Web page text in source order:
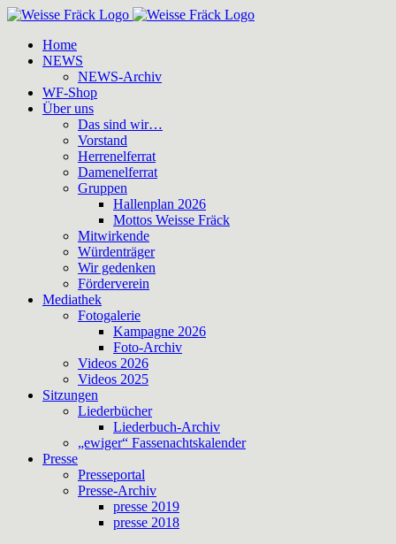
Zum
springenHome
NEWS
NEWS-Archiv
WF-Shop
Über uns
Das sind wir…
Vorstand
Herrenelferrat
Damenelferrat
Gruppen
Hallenplan 2026
Mottos Weisse Fräck
Mitwirkende
Würdenträger
Wir gedenken
Förderverein
Mediathek
Fotogalerie
Kampagne 2026
Foto-Archiv
Videos 2026
Videos 2025
Sitzungen
Liederbücher
Liederbuch-Archiv
„ewiger“ Fassenachtskalender
Presse
Presseportal
Presse-Archiv
presse 2019
presse 2018